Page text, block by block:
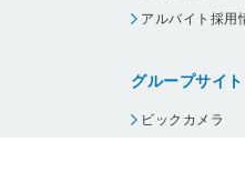
アルバイト採用
グループサイト
ビックカメラ